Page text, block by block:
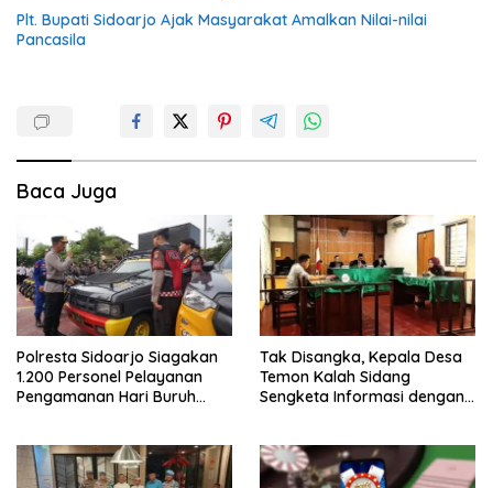
Plt. Bupati Sidoarjo Ajak Masyarakat Amalkan Nilai-nilai
Pancasila
Baca Juga
Polresta Sidoarjo Siagakan
1.200 Personel Pelayanan
Pengamanan Hari Buruh
Tak Disangka, Kepala Desa
Temon Kalah Sidang
Sengketa Informasi dengan